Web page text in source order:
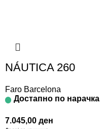
NÁUTICA 260
Faro Barcelona
Достапно по нарачка
7.045,00 ден